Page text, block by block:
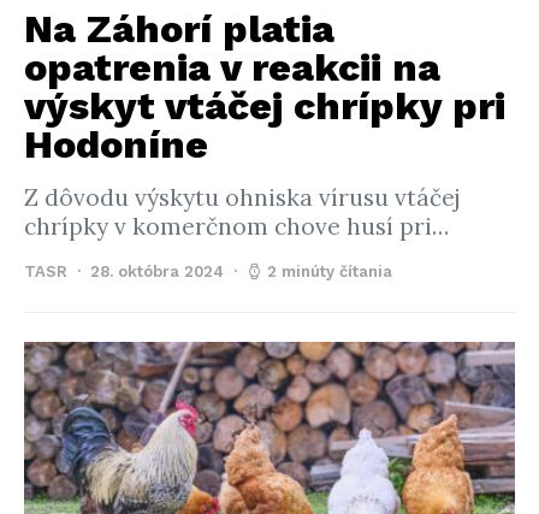
Na Záhorí platia
opatrenia v reakcii na
výskyt vtáčej chrípky pri
Hodoníne
Z dôvodu výskytu ohniska vírusu vtáčej
chrípky v komerčnom chove husí pri…
TASR 28. októbra 2024 2 minúty čítania